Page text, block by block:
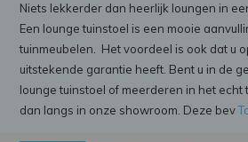
Niets lekkerder dan heerlijk loungen in
Een lounge tuinstoel is een mooie
tuinmeubelen. Het voordeel is ook dat u
uitstekende garantie heeft. Bent u in de
lounge tuinstoel of meerderen in het echt
dan langs in onze showroom. Deze bev